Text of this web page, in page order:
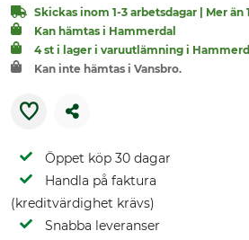
Skickas inom 1-3 arbetsdagar | Mer än
Kan hämtas i Hammerdal
4 st i lager i varuutlämning i
Kan inte hämtas i Vansbro.
Öppet köp 30 dagar
Handla på faktura
(kreditvärdighet krävs)
Snabba leveranser